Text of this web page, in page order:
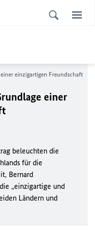
einzigartigen Freundschaft
einer
beleuchten die
für die
Bernard
„einzigartige und
Ländern und